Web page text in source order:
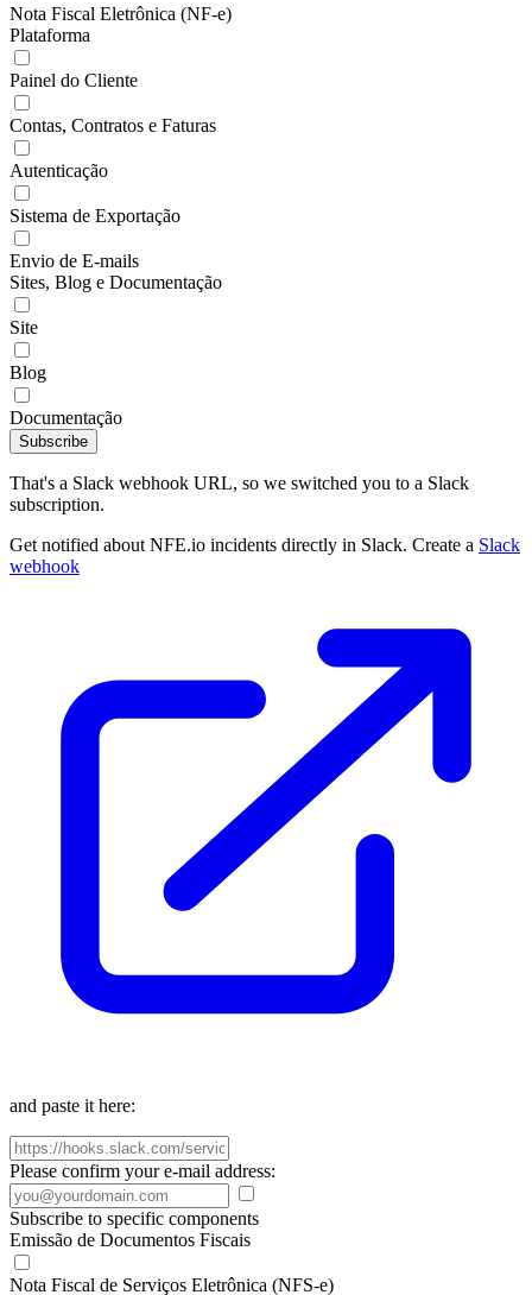
Nota Fiscal Eletrônica (NF-e)
Plataforma
Painel do Cliente
Contas, Contratos e Faturas
Autenticação
Sistema de Exportação
Envio de E-mails
Sites, Blog e Documentação
Site
Blog
Documentação
Subscribe
That's a Slack webhook URL, so we switched you to a Slack
subscription.
Get notified about NFE.io incidents directly in Slack. Create a Slack
webhook
and paste it here:
Please confirm your e-mail address:
Subscribe to specific components
Emissão de Documentos Fiscais
Nota Fiscal de Serviços Eletrônica (NFS-e)